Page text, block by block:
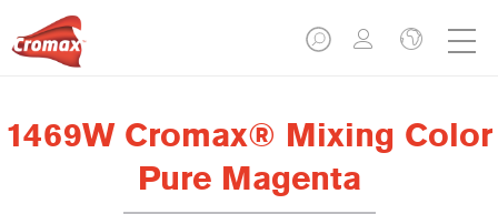
1469W Cromax® Mixing Color
Pure Magenta